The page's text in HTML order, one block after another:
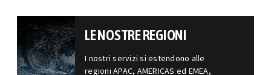
LE NOSTRE REGIONI
I nostri servizi si estendono alle
regioni APAC, AMERICAS ed EMEA,